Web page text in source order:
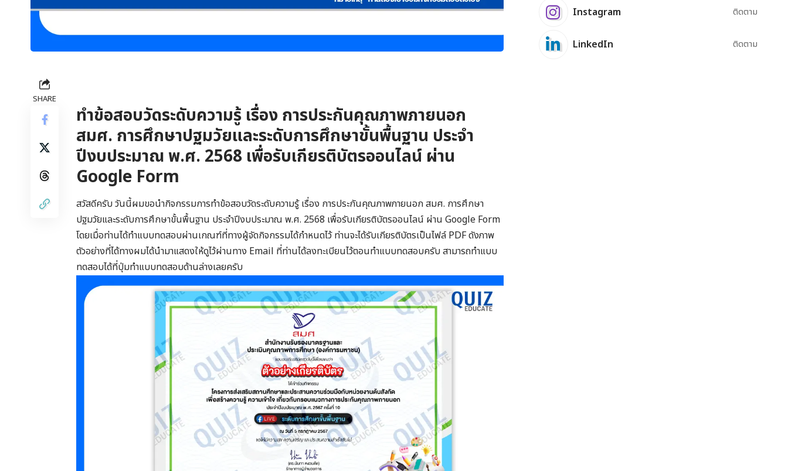
SHARE
ทำข้อสอบวัดระดับความรู้ เรื่อง การประกันคุณภาพภายนอก
สมศ. การศึกษาปฐมวัยและระดับการศึกษาขั้นพื้นฐาน ประจำ
ปีงบประมาณ พ.ศ. 2568 เพื่อรับเกียรติบัตรออนไลน์ ผ่าน
Google Form
สวัสดีครับ วันนี้ผมขอนำกิจกรรมการทำข้อสอบวัดระดับความรู้ เรื่อง การประกันคุณภาพภายนอก สมศ. การศึกษา
ปฐมวัยและระดับการศึกษาขั้นพื้นฐาน ประจำปีงบประมาณ พ.ศ. 2568 เพื่อรับเกียรติบัตรออนไลน์ ผ่าน Google Form
โดยเมื่อท่านได้ทำแบบทดสอบผ่านเกณฑ์ที่ทางผู้จัดกิจกรรมได้กำหนดไว้ ท่านจะได้รับเกียรติบัตรเป็นไฟล์ PDF ดังภาพ
ตัวอย่างที่ได้ทางผมได้นำมาแสดงให้ดูไว้ผ่านทาง Email ที่ท่านได้ลงทะเบียนไว้ตอนทำแบบทดสอบครับ สามารถทำแบบ
ทดสอบได้ที่ปุ่มทำแบบทดสอบด้านล่างเลยครับ
Instagram ติดตาม
LinkedIn ติดตาม